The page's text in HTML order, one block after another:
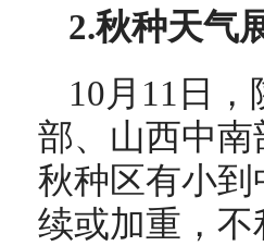
2.秋种天气
10月11日
部、山西中
秋种区有小
续或加重，